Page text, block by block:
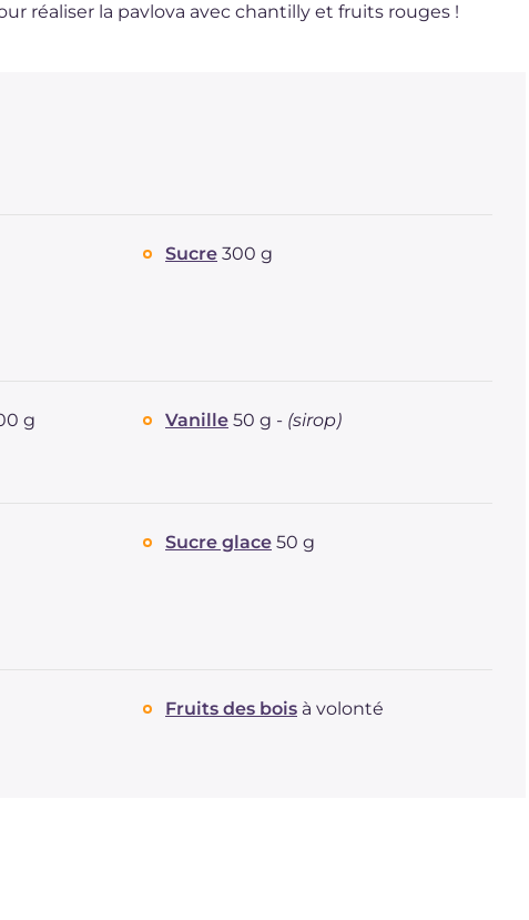
réaliser la pavlova avec chantilly et fruits rouges !
Sucre 300 g
g Vanille 50 g - (sirop)
Sucre glace 50 g
Fruits des bois à volonté